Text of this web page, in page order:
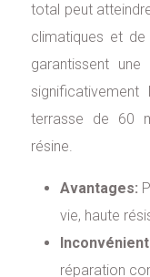
total peut
climatiques et de
garantissent une
terrasse de 60
résine.
Avantages:
vie, haute
réparation